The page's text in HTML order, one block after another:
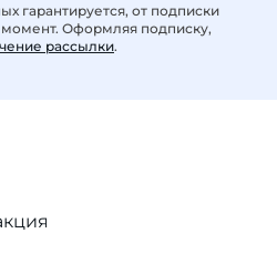
гарантируется, от подписки
Оформляя подписку,
рассылки.